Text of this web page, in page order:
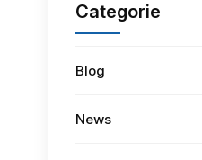
Categorie
Blog
News